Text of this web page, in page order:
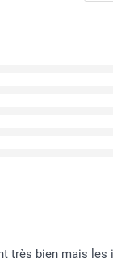
très bien mais